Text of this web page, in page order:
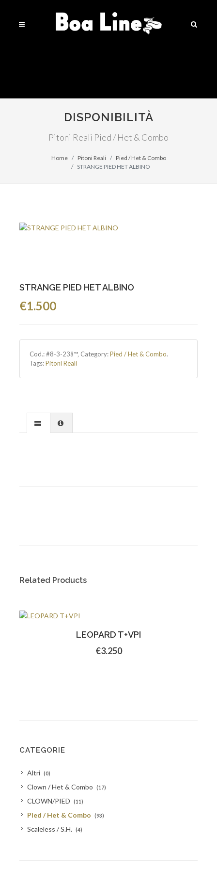
DISPONIBILITÀ
Pitoni Reali Pied / Het & Combo
Home Pitoni Reali
Pied / Het & Combo
STRANGE PIED HET ALBINO
STRANGE PIED HET ALBINO
€1.500
Cod.:#8-3-23â™‚ Category:Pied / Het & Combo.
Tags:Pitoni Reali
Related Products
LEOPARD T+VPI
€3.250
CATEGORIE
Altri (0)
Clown / Het & Combo (17)
CLOWN/PIED (11)
Pied / Het & Combo (93)
Scaleless / S.H. (4)